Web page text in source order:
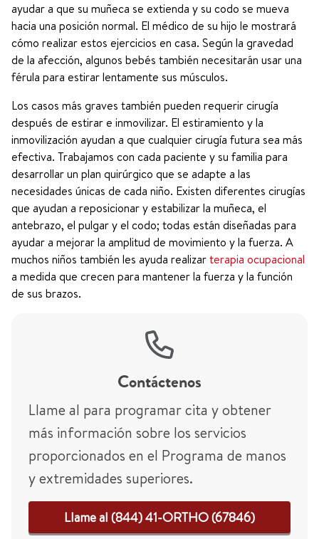
ayudar a que su muñeca se extienda y su codo se mueva
hacia una posición normal. El médico de su hijo le mostrará
cómo realizar estos ejercicios en casa. Según la gravedad
de la afección, algunos bebés también necesitarán usar una
férula para estirar lentamente sus músculos.
Los casos más graves también pueden requerir cirugía
después de estirar e inmovilizar. El estiramiento y la
inmovilización ayudan a que cualquier cirugía futura sea más
efectiva. Trabajamos con cada paciente y su familia para
desarrollar un plan quirúrgico que se adapte a las
necesidades únicas de cada niño. Existen diferentes cirugías
que ayudan a reposicionar y estabilizar la muñeca, el
antebrazo, el pulgar y el codo; todas están diseñadas para
ayudar a mejorar la amplitud de movimiento y la fuerza. A
muchos niños también les ayuda realizarterapia ocupacional
a medida que crecen para mantener la fuerza y la función
de sus brazos.
Contáctenos
Llame al para programar cita y obtener
más información sobre los servicios
proporcionados en el Programa de manos
y extremidades superiores.
Llame al (844) 41-ORTHO (67846)